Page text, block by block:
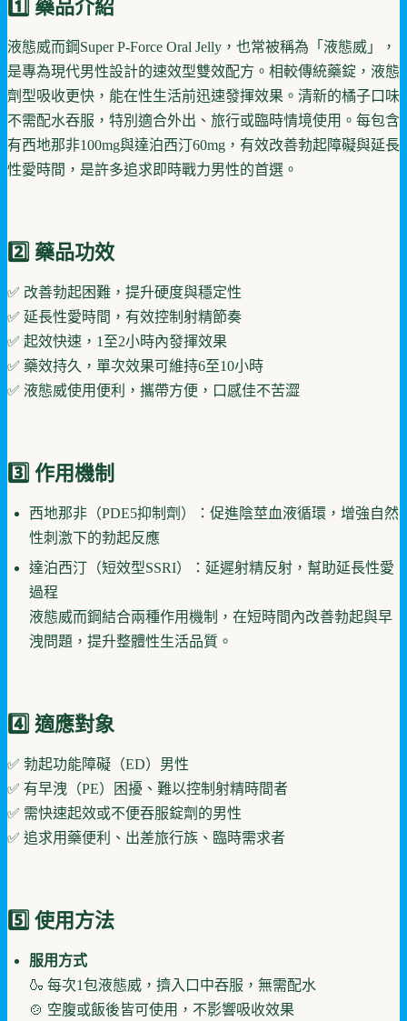
1️⃣ 藥品介紹
液態威而鋼Super P-Force Oral Jelly，也常被稱為「液態威」，
是專為現代男性設計的速效型雙效配方。相較傳統藥錠，液態
劑型吸收更快，能在性生活前迅速發揮效果。清新的橘子口味
不需配水吞服，特別適合外出、旅行或臨時情境使用。每包含
有西地那非100mg與達泊西汀60mg，有效改善勃起障礙與延長
性愛時間，是許多追求即時戰力男性的首選。
2️⃣ 藥品功效
✅ 改善勃起困難，提升硬度與穩定性
✅ 延長性愛時間，有效控制射精節奏
✅ 起效快速，1至2小時內發揮效果
✅ 藥效持久，單次效果可維持6至10小時
✅ 液態威使用便利，攜帶方便，口感佳不苦澀
3️⃣ 作用機制
西地那非（PDE5抑制劑）：促進陰莖血液循環，增強自然
性刺激下的勃起反應
達泊西汀（短效型SSRI）：延遲射精反射，幫助延長性愛
過程
液態威而鋼結合兩種作用機制，在短時間內改善勃起與早
洩問題，提升整體性生活品質。
4️⃣ 適應對象
✅ 勃起功能障礙（ED）男性
✅ 有早洩（PE）困擾、難以控制射精時間者
✅ 需快速起效或不便吞服錠劑的男性
✅ 追求用藥便利、出差旅行族、臨時需求者
5️⃣ 使用方法
服用方式
🍶 每次1包液態威，擠入口中吞服，無需配水
🍲 空腹或飯後皆可使用，不影響吸收效果